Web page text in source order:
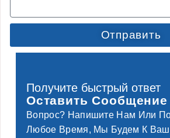
Отправить
Получите быстрый ответ
Оставить Сообщение
Вопрос? Напишите Нам Или
Любое Время, Мы Будем К